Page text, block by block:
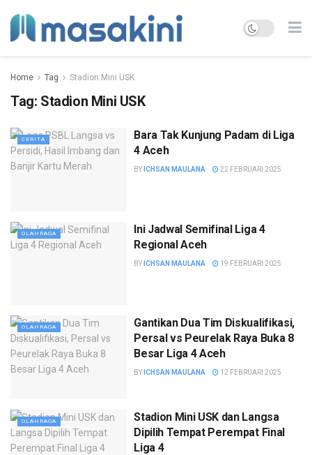
Home Tag Stadion Mini USK
Tag: Stadion Mini USK
CERITA
Bara Tak Kunjung Padam di Liga
4 Aceh
BY ICHSAN MAULANA 22 FEBRUARI 2025
OLAHRAGA
Ini Jadwal Semifinal Liga 4
Regional Aceh
BY ICHSAN MAULANA 19 FEBRUARI 2025
OLAHRAGA
Gantikan Dua Tim Diskualifikasi,
Persal vs Peurelak Raya Buka 8
Besar Liga 4 Aceh
BY ICHSAN MAULANA 12 FEBRUARI 2025
OLAHRAGA
Stadion Mini USK dan Langsa
Dipilih Tempat Perempat Final
Liga 4